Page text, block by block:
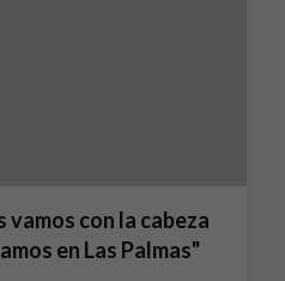
vamos con la cabeza
en Las Palmas"